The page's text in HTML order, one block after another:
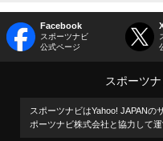
Facebook
スポーツナビ
公式ページ
スポーツ
スポーツナビはYahoo! JAPANの
ポーツナビ株式会社と協力して運